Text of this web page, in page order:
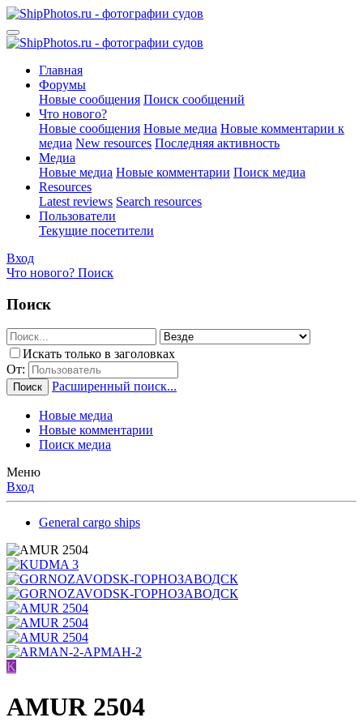
Главная
Форумы
Новые сообщения Поиск сообщений
Что нового?
Новые сообщения Новые медиа Новые комментарии к
медиа New resources Последняя активность
Медиа
Новые медиа Новые комментарии Поиск медиа
Resources
Latest reviews Search resources
Пользователи
Текущие посетители
Вход
Что нового? Поиск
Поиск
Искать только в заголовках
От:
Поиск Расширенный поиск...
Новые медиа
Новые комментарии
Поиск медиа
Меню
Вход
General cargo ships
K
AMUR 2504